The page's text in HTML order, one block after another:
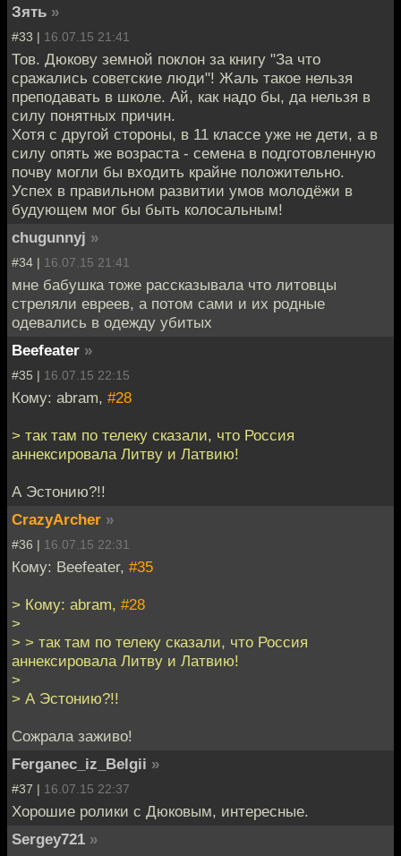
Зять »
#33 | 16.07.15 21:41
Тов. Дюкову земной поклон за книгу "За что
сражались советские люди"! Жаль такое нельзя
преподавать в школе. Ай, как надо бы, да нельзя в
силу понятных причин.
Хотя с другой стороны, в 11 классе уже не дети, а в
силу опять же возраста - семена в подготовленную
почву могли бы входить крайне положительно.
Успех в правильном развитии умов молодёжи в
будующем мог бы быть колосальным!
chugunnyj »
#34 | 16.07.15 21:41
мне бабушка тоже рассказывала что литовцы
стреляли евреев, а потом сами и их родные
одевались в одежду убитых
Beefeater »
#35 | 16.07.15 22:15
Кому: abram, #28
> так там по телеку сказали, что Россия
аннексировала Литву и Латвию!
А Эстонию?!!
CrazyArcher »
#36 | 16.07.15 22:31
Кому: Beefeater, #35
> Кому: abram, #28
>
> > так там по телеку сказали, что Россия
аннексировала Литву и Латвию!
>
> А Эстонию?!!
Сожрала заживо!
Ferganec_iz_Belgii »
#37 | 16.07.15 22:37
Хорошие ролики с Дюковым, интересные.
Sergey721 »